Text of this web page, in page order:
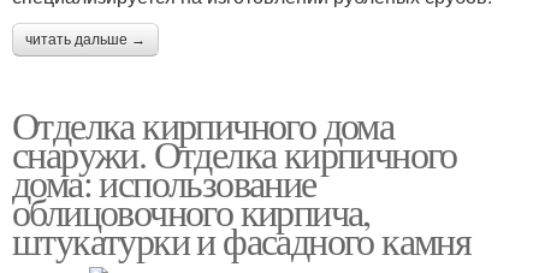
читать дальше →
Отделка кирпичного дома
снаружи. Отделка кирпичного
дома: использование
облицовочного кирпича,
штукатурки и фасадного камня